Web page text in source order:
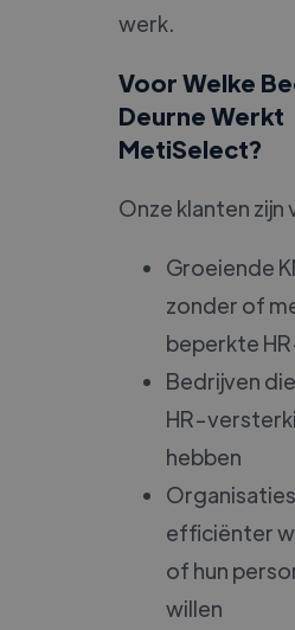
werk.
Voor Welke
Deurne Werkt
MetiSelect?
Onze klanten zijn
Groeiende
zonder of
beperkte
Bedrijven
HR-
hebben
efficiënter
of hun
willen